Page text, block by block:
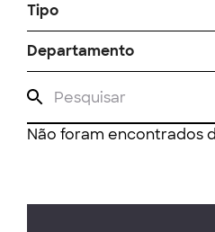
Tipo
Departamento
Não foram encontrados